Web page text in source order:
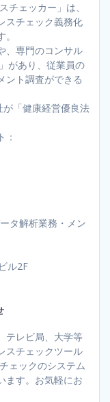
チェッカー」は、
スチェック義務化
、専門のコンサル
があり、従業員の
ント調査ができる
「健康経営優良法
：
タ解析業務・メン
ル2F
テレビ局、大学等
スチェックツール
ェックのシステム
ます。お気軽にお